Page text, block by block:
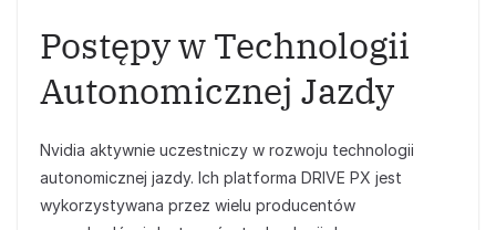
Postępy w Technologii
Autonomicznej Jazdy
Nvidia aktywnie uczestniczy w rozwoju technologii
autonomicznej jazdy. Ich platforma DRIVE PX jest
wykorzystywana przez wielu producentów